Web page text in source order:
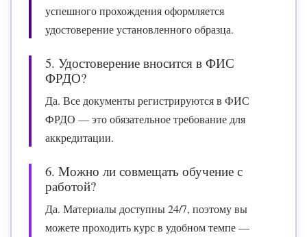
успешного прохождения оформляется
удостоверение установленного образца.
5. Удостоверение вносится в ФИС
ФРДО?
Да. Все документы регистрируются в ФИС
ФРДО — это обязательное требование для
аккредитации.
6. Можно ли совмещать обучение с
работой?
Да. Материалы доступны 24/7, поэтому вы
можете проходить курс в удобном темпе —